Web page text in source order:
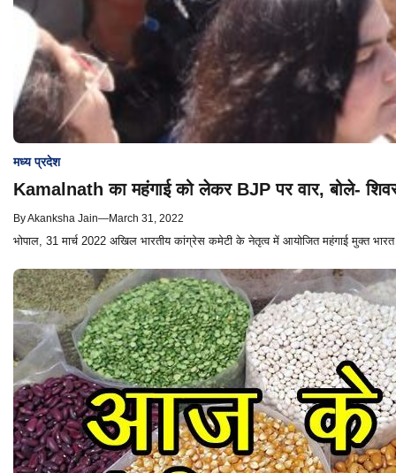
मध्य प्रदेश
Kamalnath का महंगाई को लेकर BJP पर वार, बोले-
ByAkanksha Jain—March 31, 2022
भोपाल, 31 मार्च 2022 अखिल भारतीय कांग्रेस कमेटी के नेतृत्व में आयोजित महंगाई मुक्त